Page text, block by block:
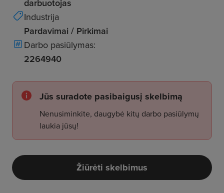
darbuotojas
Industrija
Pardavimai / Pirkimai
Darbo pasiūlymas:
2264940
Jūs suradote pasibaigusį skelbimą
Nenusiminkite, daugybė kitų darbo pasiūlymų
laukia jūsų!
Žiūrėti skelbimus